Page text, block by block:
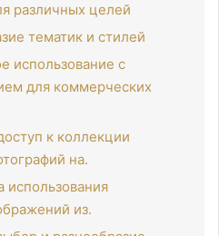
различных целей
тематик и стилей
использование с
для коммерческих
к коллекции
на.
из.